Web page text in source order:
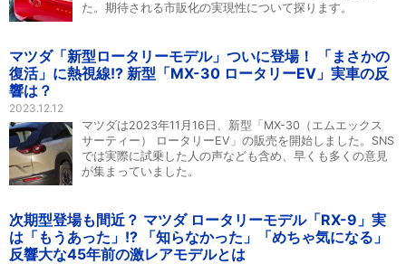
た。期待される市販化の実現性について探ります。
マツダ「新型ロータリーモデル」ついに登場！ 「まさかの
復活」に熱視線!? 新型「MX-30 ロータリーEV」実車の反
響は？
2023.12.12
マツダは2023年11月16日、新型「MX-30（エムエックス
サーティー） ロータリーEV」の販売を開始しました。SNS
では実際に試乗した人の声なども含め、早くも多くの意見
が集まっていました。
次期型登場も間近？ マツダ ロータリーモデル「RX-9」実
は「もうあった」!? 「知らなかった」「めちゃ気になる」
反響大な45年前の激レアモデルとは